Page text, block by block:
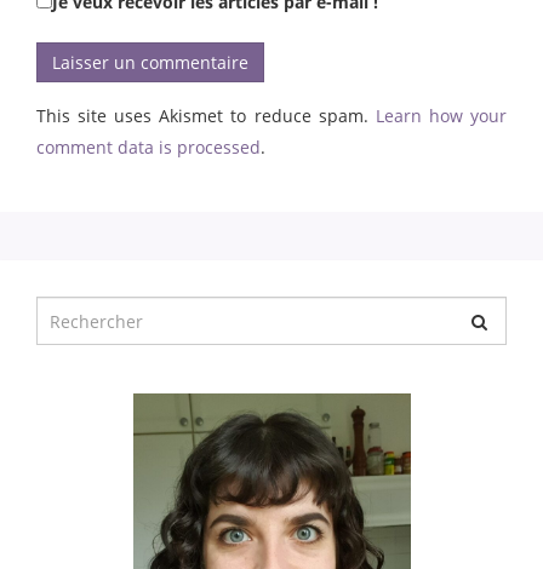
This site uses Akismet to reduce spam. Learn how your
comment data is processed.
pour
: